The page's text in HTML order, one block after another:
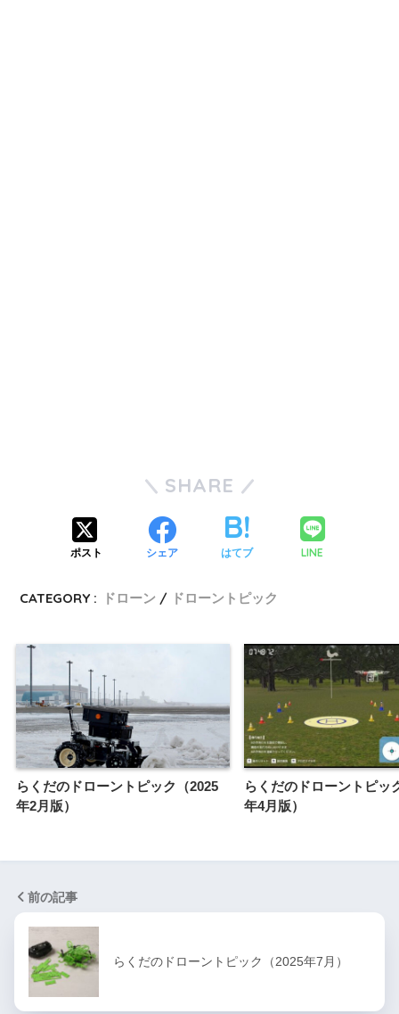
SHARE
ポスト シェア はてブ LINE
CATEGORY : ドローン ドローントピック
らくだのドローントピック（2025
年2月版）
らくだのドローントピッ
年4月版）
前の記事
らくだのドローントピック（2025年7月）